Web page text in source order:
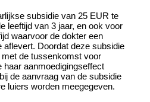
subsidie van 25 EUR te
leeftijd van 3 jaar, en ook voor
waarvoor de dokter een
aflevert. Doordat deze subsidie
de tussenkomst voor
haar aanmoedigingseffect
de aanvraag van de subsidie
luiers worden meegegeven.